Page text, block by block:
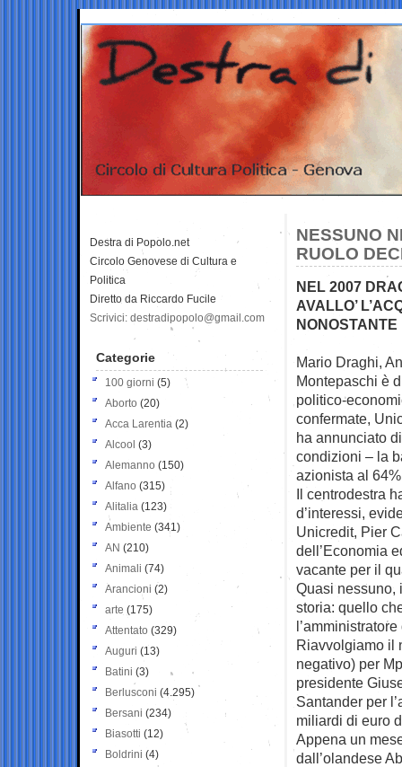
NESSUNO
RUOLO
NEL 2007
AVALLO’
Mario Draghi,
Montepaschi è
politico-
confermate,
ha annunciato
condizioni – la
azionista al
Il centrodestra
d’interessi,
Unicredit, Pier
dell’Economia
vacante per il
Quasi nessuno,
storia: quello
Riavvolgiamo il
negativo) per
presidente
Santander per
miliardi di euro
Appena un
dall’olandese
Destra di Popolo.net
Circolo Genovese di Cultura e
Politica
Diretto da Riccardo Fucile
Scrivici: destradipopolo@gmail.com
Categorie
100 giorni (5)
Aborto (20)
Acca Larentia (2)
Alcool (3)
Alemanno (150)
Alfano (315)
Alitalia (123)
Ambiente (341)
AN (210)
Animali (74)
Arancioni (2)
arte (175)
Attentato (329)
Auguri (13)
Batini (3)
Berlusconi (4.295)
Bersani (234)
Biasotti (12)
Boldrini (4)